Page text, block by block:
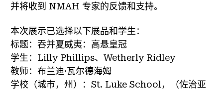
并将收到 NMAH 专家的反馈和支持。
本次展示已选择以下展品和学生：
标题：吞并夏威夷：高悬皇冠
学生：Lilly Phillips、Wetherly Ridley
教师：布兰迪·瓦尔德海姆
学校（城市，州）：St. Luke School，（佐治亚